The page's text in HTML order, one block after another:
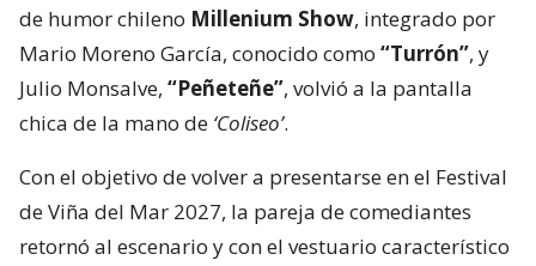
de humor chileno Millenium Show, integrado por
Mario Moreno García, conocido como “Turrón”, y
Julio Monsalve, “Peñeteñe”, volvió a la pantalla
chica de la mano de ‘Coliseo’.
Con el objetivo de volver a presentarse en el Festival
de Viña del Mar 2027, la pareja de comediantes
retornó al escenario y con el vestuario característico